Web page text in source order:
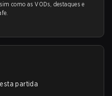
como as VODs, destaques e
partida